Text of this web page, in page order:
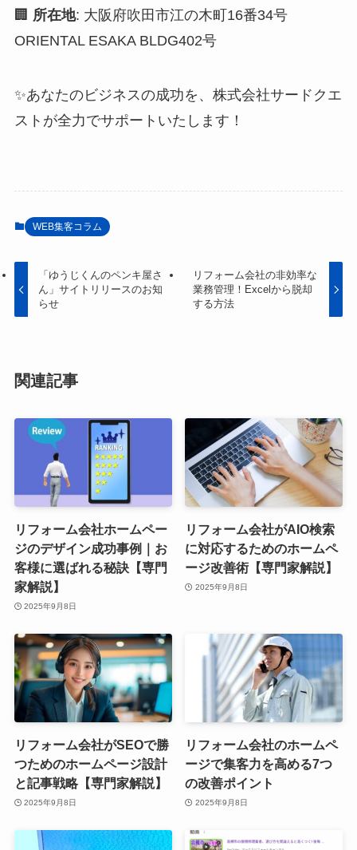
🏢 所在地: 大阪府吹田市江の木町16番34号
ORIENTAL ESAKA BLDG402号
✨あなたのビジネスの成功を、株式会社サードクエ
ストが全力でサポートいたします！
WEB集客コラム
「ゆうじくんのペンキ屋さ
ん」サイトリリースのお知
らせ
リフォーム会社の非効率な
業務管理！Excelから脱却
する方法
関連記事
リフォーム会社ホームペー
ジのデザイン成功事例｜お
客様に選ばれる秘訣【専門
家解説】
2025年9月8日
リフォーム会社がAIO検索
に対応するためのホームペ
ージ改善術【専門家解説】
2025年9月8日
リフォーム会社がSEOで勝
つためのホームページ設計
と記事戦略【専門家解説】
2025年9月8日
リフォーム会社のホームペ
ージで集客力を高める7つ
の改善ポイント
2025年9月8日